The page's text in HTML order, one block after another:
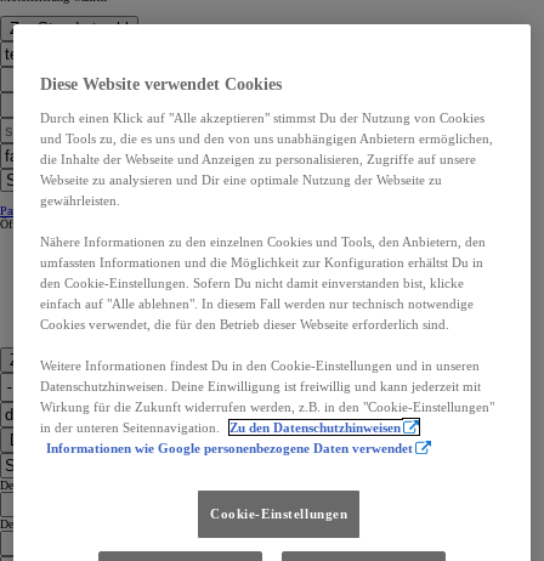
Zur Standortwahl
Partner Kontaktangaben:
Öffnungszeiten
Zu den Kontaktdaten
Dealer Finder
Dealer Language
Dealer Country
Diese Website verwendet Cookies
Durch einen Klick auf "Alle akzeptieren" stimmst Du der Nutzung von Cookies
und Tools zu, die es uns und den von uns unabhängigen Anbietern ermöglichen,
die Inhalte der Webseite und Anzeigen zu personalisieren, Zugriffe auf unsere
Webseite zu analysieren und Dir eine optimale Nutzung der Webseite zu
gewährleisten.
Nähere Informationen zu den einzelnen Cookies und Tools, den Anbietern, den
umfassten Informationen und die Möglichkeit zur Konfiguration erhältst Du in
den Cookie-Einstellungen. Sofern Du nicht damit einverstanden bist, klicke
einfach auf "Alle ablehnen". In diesem Fall werden nur technisch notwendige
Cookies verwendet, die für den Betrieb dieser Webseite erforderlich sind.
Weitere Informationen findest Du in den Cookie-Einstellungen und in unseren
Datenschutzhinweisen. Deine Einwilligung ist freiwillig und kann jederzeit mit
Wirkung für die Zukunft widerrufen werden, z.B. in den "Cookie-Einstellungen"
in der unteren Seitennavigation.
Zu den Datenschutzhinweisen
Informationen wie Google personenbezogene Daten verwendet
Cookie-Einstellungen